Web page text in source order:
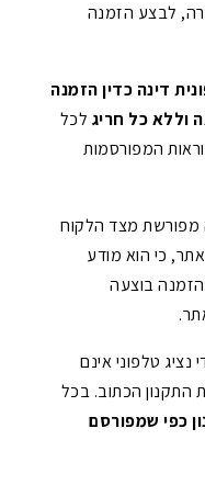
לבצע הזמנה
דינה כדין הזמנה
וללא כל חריג לכל
המפורסמות
מפורשת מצד הלקוח
כי הוא מודע
בוצעה
נציג טלפוני אינם
התקנון הכתוב. בכל
כפי שמפורסם